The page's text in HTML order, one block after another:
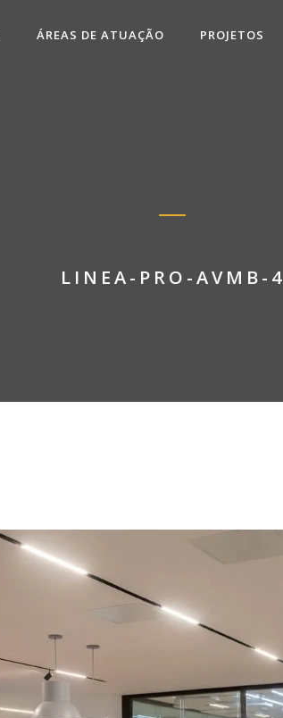
ÁREAS DE ATUAÇÃO PROJETOS
LINEA-PRO-AVMB-4